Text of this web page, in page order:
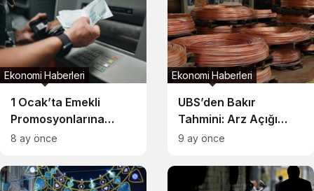
1 Ocak’ta Emekli
Promosyonlarına
Rekor Zam Beklentisi
Ekonomi Haberleri
8 ay önce
UBS’den Bakır
Tahmini: Arz Açığı
Fiyatları Uçuracak
Ekonomi Haberleri
9 ay önce